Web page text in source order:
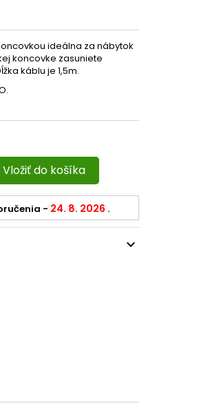
ideálna za nábytok
koncovke zasuniete
káblu je 1,5m.
Vložiť do košíka
- 24. 8. 2026 .
expand_more